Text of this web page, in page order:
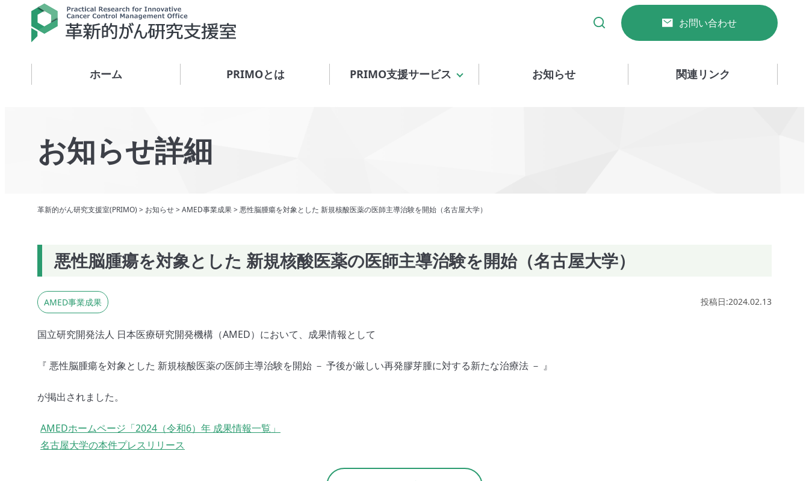
お問い合わせ
ホーム PRIMOとは PRIMO支援サービス お知らせ 関連リンク
お知らせ詳細
革新的がん研究支援室(PRIMO) > お知らせ>AMED事業成果>悪性脳腫瘍を対象とした 新規核酸医薬の医師主導治験を開始（名古屋大学）
悪性脳腫瘍を対象とした 新規核酸医薬の医師主導治験を開始（名古屋大学）
AMED事業成果 投稿日:2024.02.13
国立研究開発法人 日本医療研究開発機構（AMED）において、成果情報として
『 悪性脳腫瘍を対象とした 新規核酸医薬の医師主導治験を開始 － 予後が厳しい再発膠芽腫に対する新たな治療法 － 』
が掲出されました。
AMEDホームページ「2024（令和6）年 成果情報一覧」
名古屋大学の本件プレスリリース